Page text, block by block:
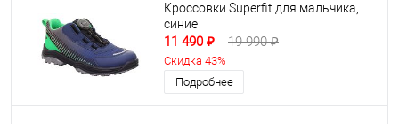
Кроссовки Superfit для мальчика,
синие
11 490 ₽ 19 990 ₽
Скидка 43%
Подробнее